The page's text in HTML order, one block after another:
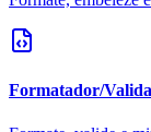
Formatador/